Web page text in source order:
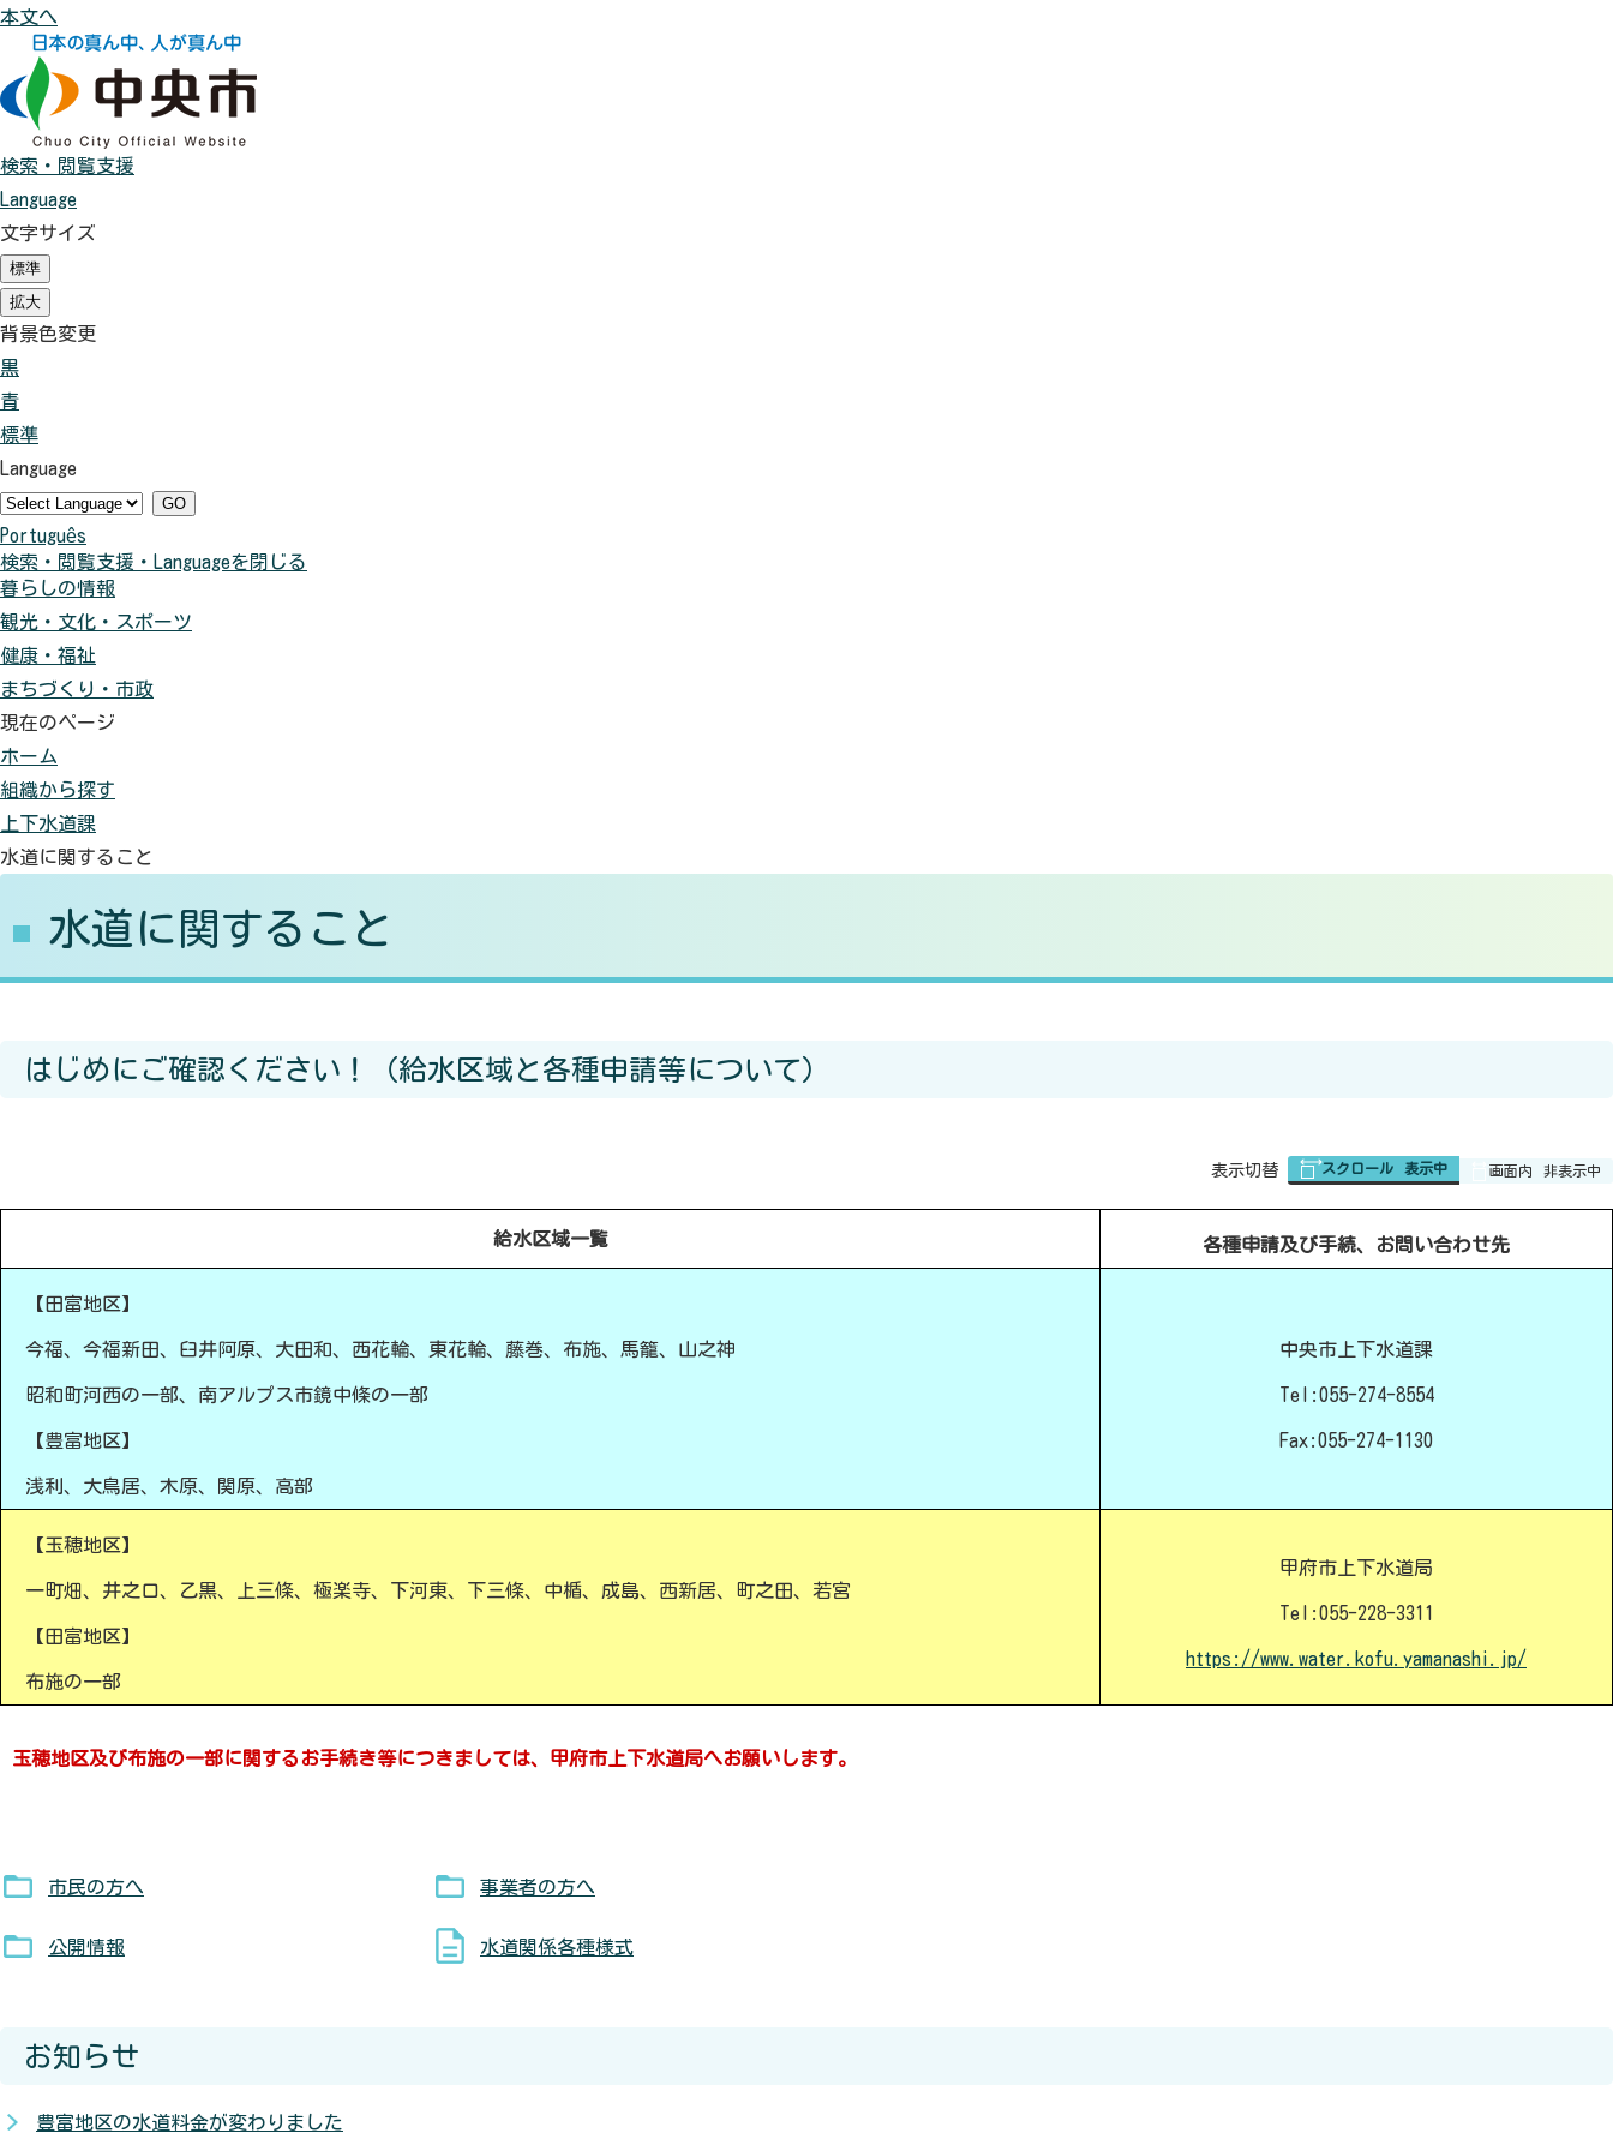
本文へ
検索・閲覧支援
Language
文字サイズ
標準
初
期
状
拡大
初
期
背景色変更
黒
色
を
黒
色
に
す
る
青
景
色
を
青
色
に
す
る
標準
景
色
を
元
に
戻
す
Language
GO
Português
検索・閲覧支援・
Languageを閉じる
暮らしの情報
観光・文化・スポーツ
健康・福祉
まちづくり・市政
現在のページ
ホーム
組織から探す
上下水道課
水道に関すること
水道に関すること
はじめにご確認ください！（給水区域と各種申請等について）
表
の
表示切替 スクロール 表示中 画面内 非表示中
給水区域一覧 各種申請及び手続、 お問い合わせ先
【田富地区】
今福、今福新田、臼井阿原、大田和、西花輪、東花輪、藤巻、布施、馬籠、山之神
昭和町河西の一部、南アルプス市鏡中條の一部
【豊富地区】
浅利、大鳥居、木原、関原、高部
中央市上下水道課
Tel:055-274-8554
Fax:055-274-1130
【玉穂地区】
一町畑、井之口、乙黒、上三條、極楽寺、下河東、下三條、中楯、成島、西新居、町之田、若宮
【田富地区】
布施の一部
甲府市上下水道局
Tel:055-228-3311
https://www.water.kofu.yamanashi.jp/
玉穂地区及び布施の一部に関するお手続き等につきましては、甲府市上下水道局へお願いします。
市民の方へ 事業者の方へ
公開情報 水道関係各種様式
お知らせ
豊富地区の水道料金が変わりました